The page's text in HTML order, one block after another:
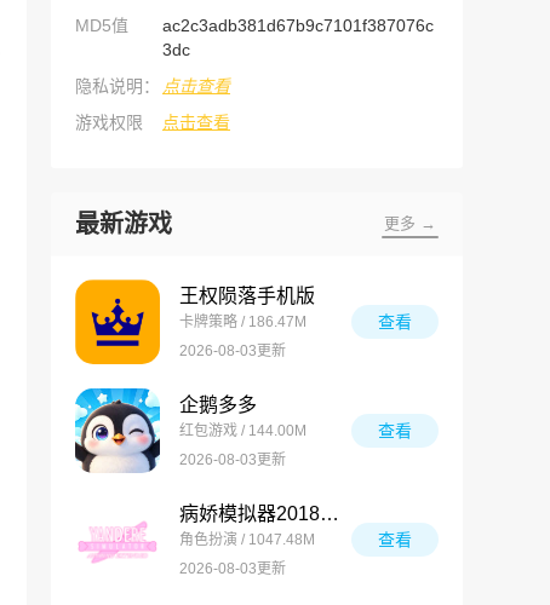
MD5值
ac2c3adb381d67b9c7101f387076c
3dc
隐私说明：
点击查看
游戏权限
点击查看
最新游戏 更多 →
王权陨落手机版
卡牌策略 / 186.47M
2026-08-03更新
查看
企鹅多多
红包游戏 / 144.00M
2026-08-03更新
查看
病娇模拟器2018同人模组版
角色扮演 / 1047.48M
2026-08-03更新
查看